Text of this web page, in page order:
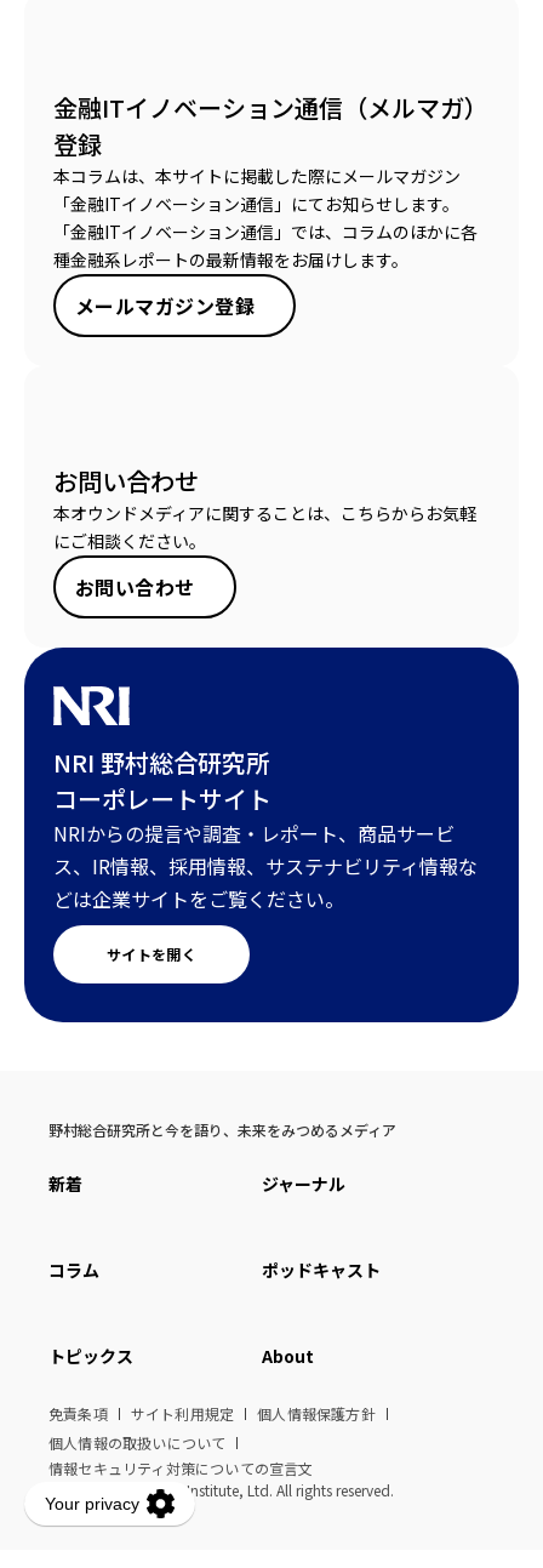
金融ITイノベーション通信（メルマガ）
登録
本コラムは、本サイトに掲載した際にメールマガジン
「金融ITイノベーション通信」にてお知らせします。
「金融ITイノベーション通信」では、コラムのほかに各
種金融系レポートの最新情報をお届けします。
メールマガジン登録
お問い合わせ
本オウンドメディアに関することは、こちらからお気軽
にご相談ください。
お問い合わせ
NRI 野村総合研究所
コーポレートサイト
NRIからの提言や調査・レポート、商品サービ
ス、IR情報、採用情報、サステナビリティ情報な
どは企業サイトをご覧ください。
サイトを開く
野村総合研究所と今を語り、未来をみつめるメディア
新着 ジャーナル
コラム ポッドキャスト
トピックス About
免責条項 サイト利用規定
個人情報保護方針
個人情報の取扱いについて
情報セキュリティ対策についての宣言文
© Nomura Research Institute, Ltd. All rights reserved.